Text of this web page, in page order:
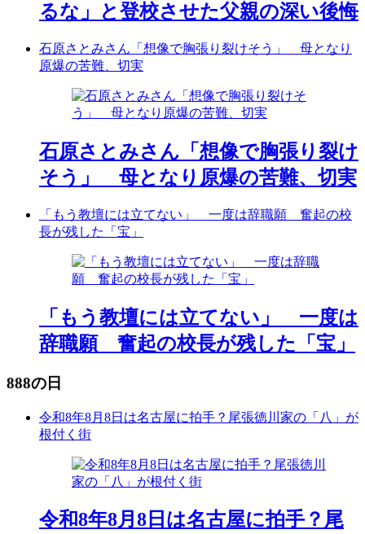
るな」と登校させた父親の深い後悔
石原さとみさん「想像で胸張り裂けそう」 母となり
原爆の苦難、切実
石原さとみさん「想像で胸張り裂け
そう」 母となり原爆の苦難、切実
「もう教壇には立てない」 一度は辞職願 奮起の校
長が残した「宝」
「もう教壇には立てない」 一度は
辞職願 奮起の校長が残した「宝」
888の日
令和8年8月8日は名古屋に拍手？尾張徳川家の「八」が
根付く街
令和8年8月8日は名古屋に拍手？尾